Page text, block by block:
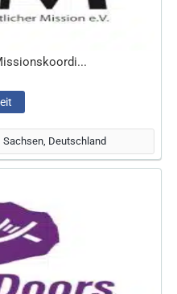
Sachsen, Deutschland